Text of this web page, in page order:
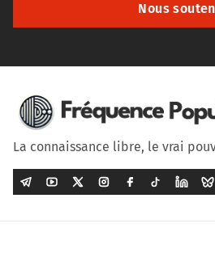
Nous
La connaissance libre, le vrai